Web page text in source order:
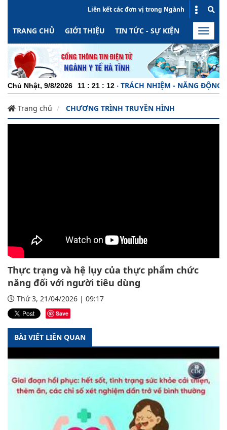
Liên kết các đơn vị trong Ngành
TRANG CHỦ GIỚI THIỆU TIN TỨC - SỰ KIỆN HOẠT
Toggle
Chủ Nhật, 9/8/2026 11 : 21 : 12
CHUYÊN NGHIỆP - TRÁCH NHIỆM - NĂNG ĐỘNG -
Trang chủ CHƯƠNG TRÌNH TRUYỀN HÌNH
Thực trạng và hệ lụy của thực phẩm chức
năng đối với người tiêu dùng
Thứ 3, 21/04/2026 | 09:17
Save
BÀI VIẾT LIÊN QUAN